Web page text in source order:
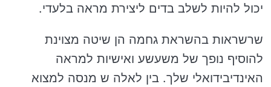
יכול להיות לשלב בדים ליצירת מראה בלעדי.
שרשראות בהשראת גחמה הן שיטה מצוינת
להוסיף נופך של משעשע ואישיות למראה
האינדיבידואלי שלך. בין לאלה ש מנסה למצוא